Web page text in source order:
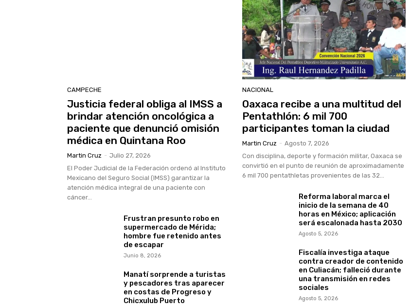
CAMPECHE
Justicia federal obliga al IMSS a
brindar atención oncológica a
paciente que denunció omisión
médica en Quintana Roo
Martin Cruz - Julio 27, 2026
El Poder Judicial de la Federación ordenó al Instituto
Mexicano del Seguro Social (IMSS) garantizar la
atención médica integral de una paciente con
cáncer...
Frustran presunto robo en
supermercado de Mérida;
hombre fue retenido antes
de escapar
Junio 8, 2026
Manatí sorprende a turistas
y pescadores tras aparecer
en costas de Progreso y
Chicxulub Puerto
NACIONAL
Oaxaca recibe a una multitud del
Pentathlón: 6 mil 700
participantes toman la ciudad
Martin Cruz - Agosto 7, 2026
Con disciplina, deporte y formación militar, Oaxaca se
convirtió en el punto de reunión de aproximadamente
6 mil 700 pentathletas provenientes de las 32...
Reforma laboral marca el
inicio de la semana de 40
horas en México; aplicación
será escalonada hasta 2030
Agosto 5, 2026
Fiscalía investiga ataque
contra creador de contenido
en Culiacán; falleció durante
una transmisión en redes
sociales
Agosto 5, 2026